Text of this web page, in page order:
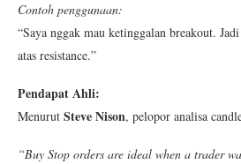
Contoh penggunaan:
“Saya nggak mau ketinggalan breakout.
atas resistance.”
Pendapat Ahli:
Menurut Steve Nison, pelopor analisa
“Buy Stop orders are ideal when a trader